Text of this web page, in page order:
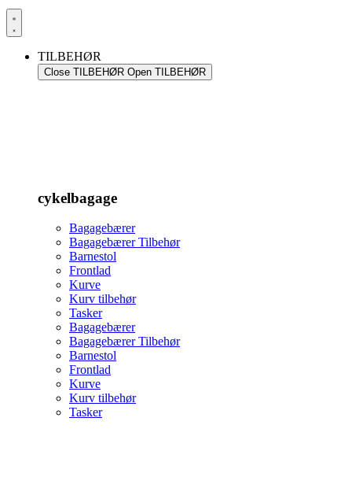
TILBEHØR
Close TILBEHØR Open TILBEHØR
cykelbagage
Bagagebærer
Bagagebærer Tilbehør
Barnestol
Frontlad
Kurve
Kurv tilbehør
Tasker
Bagagebærer
Bagagebærer Tilbehør
Barnestol
Frontlad
Kurve
Kurv tilbehør
Tasker